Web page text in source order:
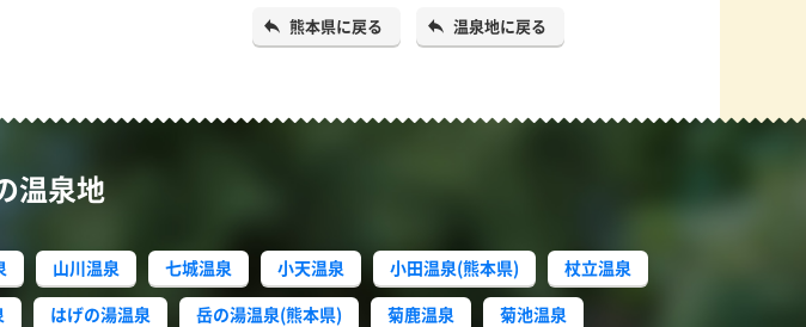
熊本県に戻る 温泉地に戻る
温泉地
山川温泉 七城温泉 小天温泉 小田温泉(熊本県)
杖立温泉
はげの湯温泉 岳の湯温泉(熊本県) 菊鹿温泉 菊池温泉